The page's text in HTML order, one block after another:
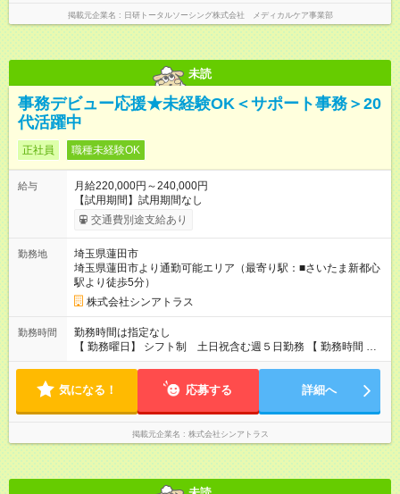
掲載元企業名 日研トータルソーシング株式会社 メディカルケア事業部
未読
事務デビュー応援★未経験OK＜サポート事務＞20
代活躍中
正社員 職種未経験OK
給与
月給220,000円～240,000円
【試用期間】試用期間なし
交通費別途支給あり
勤務地
埼玉県蓮田市
埼玉県蓮田市より通勤可能エリア（最寄り駅：■さいたま新都心
駅より徒歩5分）
株式会社シンアトラス
勤務時間
勤務時間は指定なし
【 勤務曜日】 シフト制 土日祝含む週５日勤務 【 勤務時間 】
・ 9：00～20：00（実働8h／休憩１h） ※残業ほとんどありま
気になる！ 応募する 詳細へ
掲載元企業名 株式会社シンアトラス